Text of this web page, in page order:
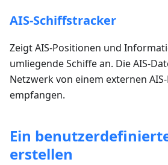
AIS-Schiffstracker
Zeigt AIS-Positionen und
umliegende Schiffe an. Die AIS-
Netzwerk von einem externen
empfangen.
Ein
erstellen